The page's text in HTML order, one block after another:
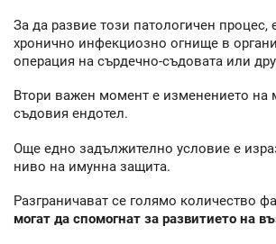
За да развие този патологичен процес,
хронично инфекциозно огнище в
операция на сърдечно-съдовата или
Втори важен момент е изменението на
съдовия ендотел.
Още едно задължително условие е
ниво на имунна защита.
Разграничават се голямо количество
могат да спомогнат за развитието на